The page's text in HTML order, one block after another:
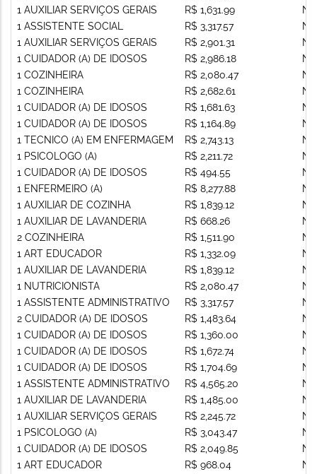
1 AUXILIAR SERVIÇOS GERAIS
1 ASSISTENTE SOCIAL
1 AUXILIAR SERVIÇOS GERAIS
1 CUIDADOR (A) DE IDOSOS
1 COZINHEIRA
1 COZINHEIRA
1 CUIDADOR (A) DE IDOSOS
1 CUIDADOR (A) DE IDOSOS
1 TECNICO (A) EM ENFERMAGEM
1 PSICOLOGO (A)
1 CUIDADOR (A) DE IDOSOS
1 ENFERMEIRO (A)
1 AUXILIAR DE COZINHA
1 AUXILIAR DE LAVANDERIA
2 COZINHEIRA
1 ART EDUCADOR
1 AUXILIAR DE LAVANDERIA
1 NUTRICIONISTA
1 ASSISTENTE ADMINISTRATIVO
2 CUIDADOR (A) DE IDOSOS
1 CUIDADOR (A) DE IDOSOS
1 CUIDADOR (A) DE IDOSOS
1 CUIDADOR (A) DE IDOSOS
1 ASSISTENTE ADMINISTRATIVO
1 AUXILIAR DE LAVANDERIA
1 AUXILIAR SERVIÇOS GERAIS
1 PSICOLOGO (A)
1 CUIDADOR (A) DE IDOSOS
1 ART EDUCADOR
R$ 1,631.99
R$ 3,317.57
R$ 2,901.31
R$ 2,986.18
R$ 2,080.47
R$ 2,682.61
R$ 1,681.63
R$ 1,164.89
R$ 2,743.13
R$ 2,211.72
R$ 494.55
R$ 8,277.88
R$ 1,839.12
R$ 668.26
R$ 1,511.90
R$ 1,332.09
R$ 1,839.12
R$ 2,080.47
R$ 3,317.57
R$ 1,483.64
R$ 1,360.00
R$ 1,672.74
R$ 1,704.69
R$ 4,565.20
R$ 1,485.00
R$ 2,245.72
R$ 3,043.47
R$ 2,049.85
R$ 968.04